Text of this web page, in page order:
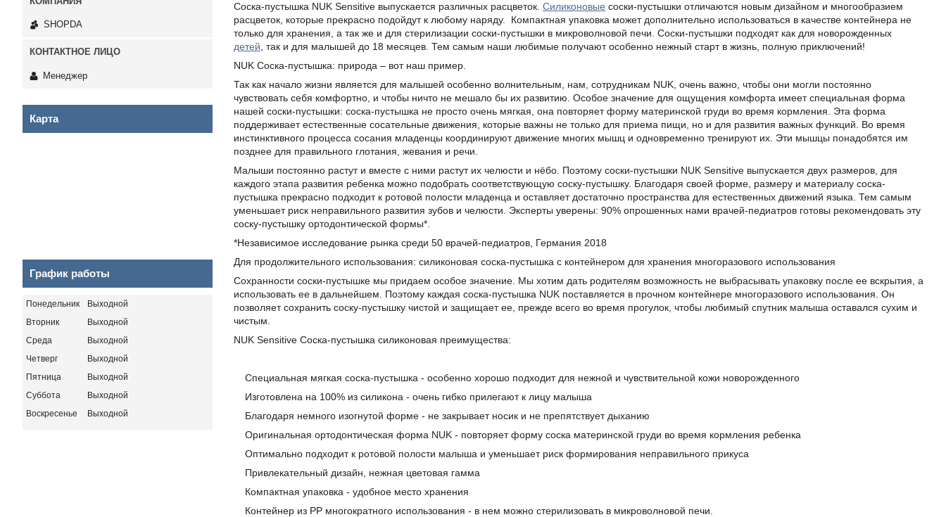
Соска-пустышка NUK Sensitive выпускается различных расцветок. Силиконовые соски-пустышки отличаются новым дизайном и многообразием
расцветок, которые прекрасно подойдут к любому наряду. Компактная упаковка может дополнительно использоваться в качестве контейнера не
только для хранения, а так же и для стерилизации соски-пустышки в микроволновой печи. Соски-пустышки подходят как для новорожденных
детей , так и для малышей до 18 месяцев. Тем самым наши любимые получают особенно нежный старт в жизнь, полную приключений!
NUK Соска-пустышка: природа – вот наш пример.
Так как начало жизни является для малышей особенно волнительным, нам, сотрудникам NUK, очень важно, чтобы они могли постоянно
чувствовать себя комфортно, и чтобы ничто не мешало бы их развитию. Особое значение для ощущения комфорта имеет специальная форма
нашей соски-пустышки: соска-пустышка не просто очень мягкая, она повторяет форму материнской груди во время кормления. Эта форма
поддерживает естественные сосательные движения, которые важны не только для приема пищи, но и для развития важных функций. Во время
инстинктивного процесса сосания младенцы координируют движение многих мышц и одновременно тренируют их. Эти мышцы понадобятся им
позднее для правильного глотания, жевания и речи.
Малыши постоянно растут и вместе с ними растут их челюсти и нёбо. Поэтому соски-пустышки NUK Sensitive выпускается двух размеров, для
каждого этапа развития ребенка можно подобрать соответствующую соску-пустышку. Благодаря своей форме, размеру и материалу соска-
пустышка прекрасно подходит к ротовой полости младенца и оставляет достаточно пространства для естественных движений языка. Тем самым
уменьшает риск неправильного развития зубов и челюсти. Эксперты уверены: 90% опрошенных нами врачей-педиатров готовы рекомендовать эту
соску-пустышку ортодонтической формы*.
*Независимое исследование рынка среди 50 врачей-педиатров, Германия 2018
Для продолжительного использования: силиконовая соска-пустышка с контейнером для хранения многоразового использования
Сохранности соски-пустышке мы придаем особое значение. Мы хотим дать родителям возможность не выбрасывать упаковку после ее вскрытия, а
использовать ее в дальнейшем. Поэтому каждая соска-пустышка NUK поставляется в прочном контейнере многоразового использования. Он
позволяет сохранить соску-пустышку чистой и защищает ее, прежде всего во время прогулок, чтобы любимый спутник малыша оставался сухим и
чистым.
NUK Sensitive Соска-пустышка силиконовая преимущества:
Специальная мягкая соска-пустышка - особенно хорошо подходит для нежной и чувствительной кожи новорожденного
Изготовлена на 100% из силикона - очень гибко прилегают к лицу малыша
Благодаря немного изогнутой форме - не закрывает носик и не препятствует дыханию
Оригинальная ортодонтическая форма NUK - повторяет форму соска материнской груди во время кормления ребенка
Оптимально подходит к ротовой полости малыша и уменьшает риск формирования неправильного прикуса
Привлекательный дизайн, нежная цветовая гамма
Компактная упаковка - удобное место хранения
Контейнер из РР многократного использования - в нем можно стерилизовать в микроволновой печи.
SHOPDA
Менеджер
Карта
График работы
Понедельник
Выходной
Вторник
Выходной
Среда
Выходной
Четверг
Выходной
Пятница
Выходной
Суббота
Выходной
Воскресенье
Выходной